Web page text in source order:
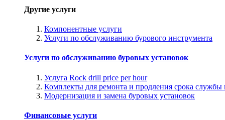
Другие услуги
Компонентные услуги
Услуги по обслуживанию бурового инструмента
Услуги по обслуживанию буровых установок
Услуга Rock drill price per hour
Комплекты для ремонта и продления срока службы
Модернизация и замена буровых установок
Финансовые услуги